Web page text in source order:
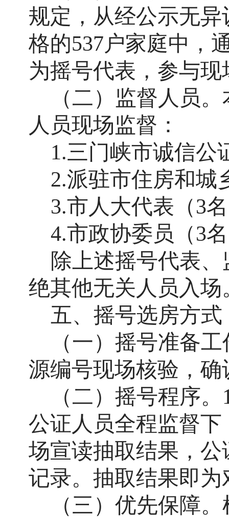
规定，从经公示无
格的537户家庭中，
为摇号代表，参与
（二）监督人员。
人员现场监督：
1.三门峡市诚信公
2.派驻市住房和城
3.市人大代表（3
4.市政协委员（3
除上述摇号代表
绝其他无关人员入场
五、摇号选房方式
（一）摇号准备
源编号现场核验，确
（二）摇号程序。
公证人员全程监督
场宣读抽取结果， 公
记录。抽取结果即
（三）优先保障。